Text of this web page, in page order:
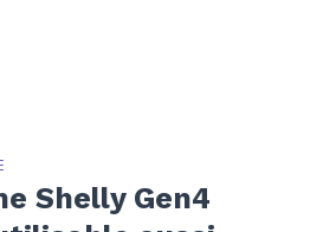
Shelly Gen4